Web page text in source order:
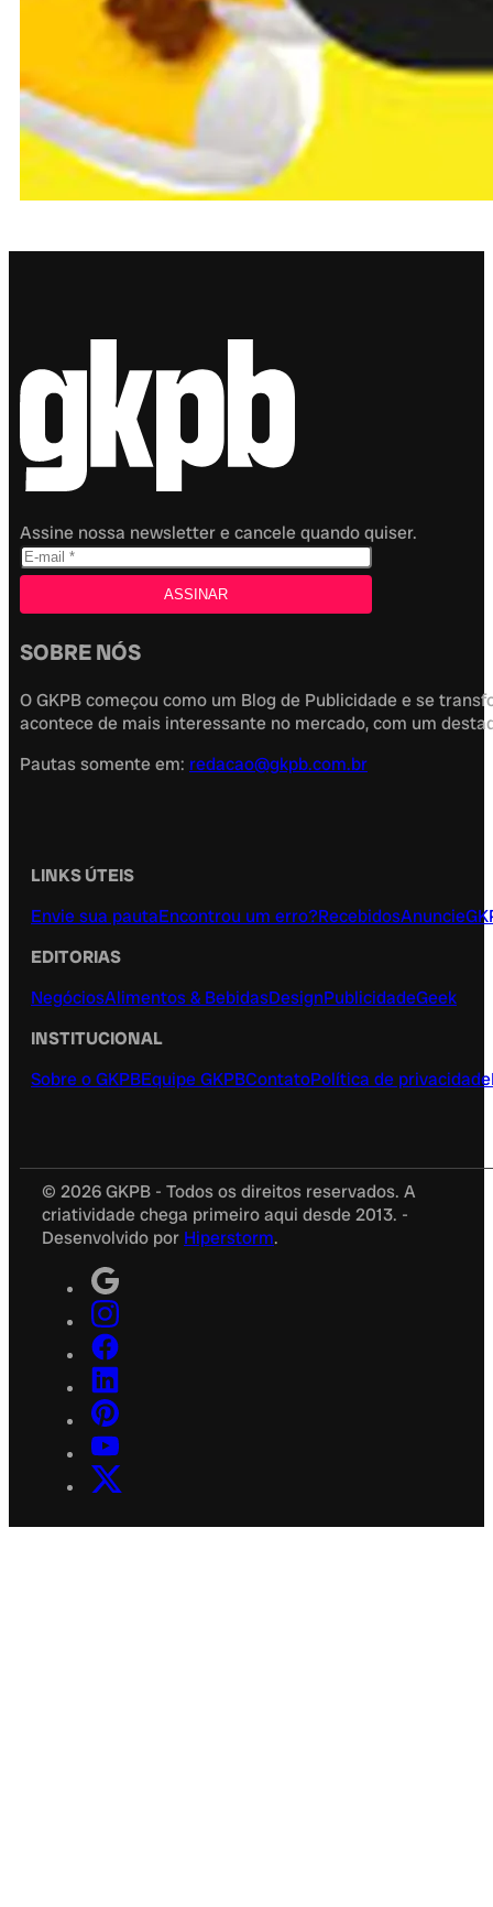
Assine nossa newsletter e cancele quando quiser.
SOBRE NÓS
O GKPB começou como um Blog de Publicidade e se
acontece de mais interessante no mercado, com um
Pautas somente em: redacao@gkpb.com.br
LINKS ÚTEIS
Envie sua pautaEncontrou um erro?RecebidosAnuncie
EDITORIAS
NegóciosAlimentos & BebidasDesignPublicidadeGeek
INSTITUCIONAL
Sobre o GKPBEquipe GKPBContatoPolítica de privacidade
© 2026 GKPB - Todos os direitos reservados. A
criatividade chega primeiro aqui desde 2013. -
Desenvolvido por Hiperstorm.